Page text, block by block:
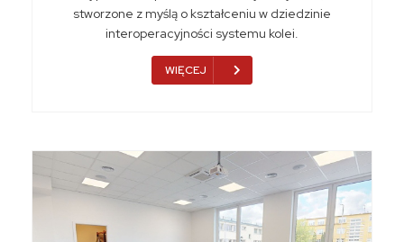
stworzone z myślą o kształceniu w dziedzinie
interoperacyjności systemu kolei.
WIĘCEJ